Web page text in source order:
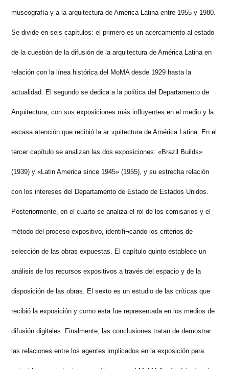
1955-
1980»
museografía y a la arquitectura de América Latina entre 1955 y 1980.
Se divide en seis capítulos: el primero es un acercamiento al estado
de la cuestión de la difusión de la arquitectura de América Latina en
relación con la línea histórica del MoMA desde 1929 hasta la
actualidad. El segundo se dedica a la política del Departamento de
Arquitectura, con sus exposiciones más influyentes en el medio y la
escasa atención que recibió la ar¬quitectura de América Latina. En el
tercer capítulo se analizan las dos exposiciones: «Brazil Builds»
(1939) y «Latin America since 1945» (1955), y su estrecha relación
con los intereses del Departamento de Estado de Estados Unidos.
Posteriormente, en el cuarto se analiza el rol de los comisarios y el
método del proceso expositivo, identifi¬cando los criterios de
selección de las obras expuestas. El capítulo quinto establece un
análisis de los recursos expositivos a través del espacio y de la
disposición de las obras. El sexto es un estudio de las críticas que
recibió la exposición y como esta fue representada en los medios de
difusión digitales. Finalmente, las conclusiones tratan de demostrar
las relaciones entre los agentes implicados en la exposición para